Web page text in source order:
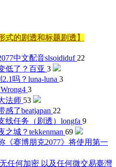
式的剧透和标题剧透】
中文配音slsoididuf 22
低了？ 百亚 3
吗？ luna-luna 3
Wrong4 3
法师 53
感了beatjapan 22
线任务（剧透） longfa 9
之城？ tekkenman 69
《赛博朋克2077》将使用第一
任何加密 以及任何微交易臺灣